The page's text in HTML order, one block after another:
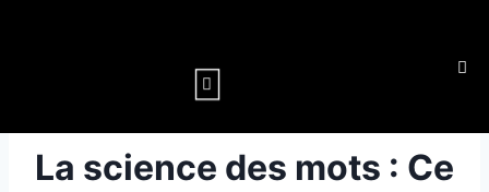
La science des mots : Ce